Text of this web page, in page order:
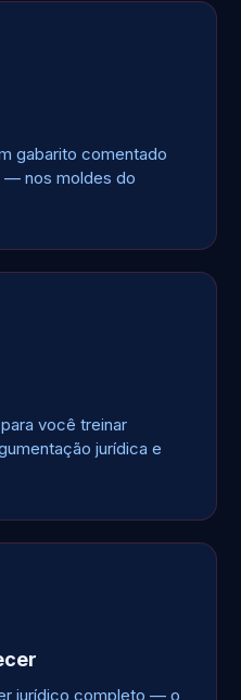
gabarito comentado
— nos moldes do
você treinar
jurídica e
jurídico completo — o